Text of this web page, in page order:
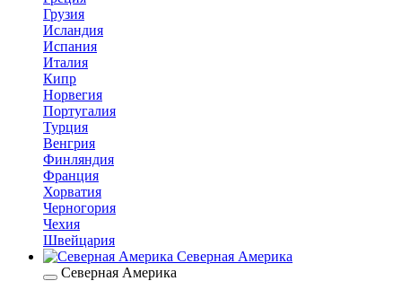
Грузия
Исландия
Испания
Италия
Кипр
Норвегия
Португалия
Турция
Венгрия
Финляндия
Франция
Хорватия
Черногория
Чехия
Швейцария
Северная Америка
Северная Америка